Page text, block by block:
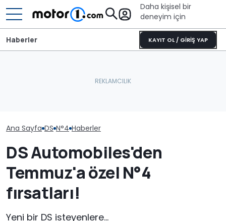
Daha kişisel bir
deneyim için
KAYIT OL / GİRİŞ YAP
Haberler
Ana Sayfa DS N°4 Haberler
DS Automobiles'den
Temmuz'a özel N°4
fırsatları!
Yeni bir DS isteyenlere...